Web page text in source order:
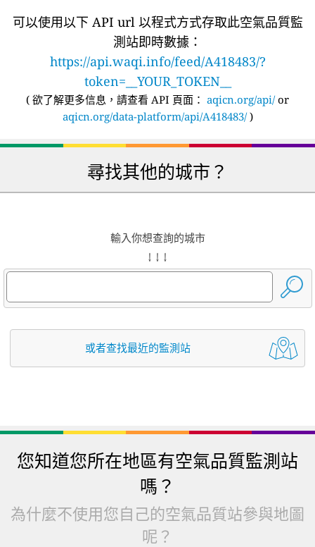
可以使用以下 API url 以程式方式存取此空氣品質監
測站即時數據：
https://api.waqi.info/feed/A418483/?
token=__YOUR_TOKEN__
( 欲了解更多信息，請查看 API 頁面： aqicn.org/api/or
aqicn.org/data-platform/api/A418483/)
尋找其他的城市？
輸入你想查詢的城市
↓ ↓ ↓
或者查找最近的監測站
您知道您所在地區有空氣品質監測站
嗎？
為什麼不使用您自己的空氣品質站參與地圖
呢？